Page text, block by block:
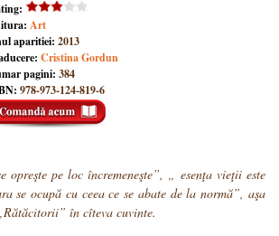
Art
aparitiei: 2013
Cristina Gordun
pagini: 384
978-973-124-819-6
opreşte pe loc încremeneşte”, „ esenţa vieţii este
se ocupă cu ceea ce se abate de la normă”, aşa
în cîteva cuvinte.